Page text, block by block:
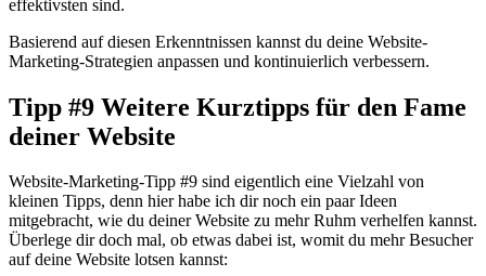
effektivsten sind.
Basierend auf diesen Erkenntnissen kannst du deine Website-
Marketing-Strategien anpassen und kontinuierlich verbessern.
Tipp #9 Weitere Kurztipps für den Fame
deiner Website
Website-Marketing-Tipp #9 sind eigentlich eine Vielzahl von
kleinen Tipps, denn hier habe ich dir noch ein paar Ideen
mitgebracht, wie du deiner Website zu mehr Ruhm verhelfen kannst.
Überlege dir doch mal, ob etwas dabei ist, womit du mehr Besucher
auf deine Website lotsen kannst: